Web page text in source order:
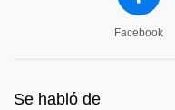
Facebook
Se habló de